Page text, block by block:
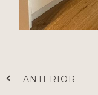
PrevANTERIOR